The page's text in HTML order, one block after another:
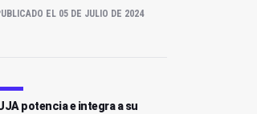
EL 05 DE JULIO DE 2024
potencia e integra a su